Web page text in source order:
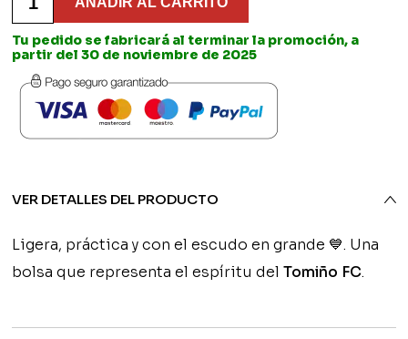
Escudo
Personalizada
-
Tomiño
FC
cantidad
Tu pedido se fabricará al terminar la promoción, a
partir del 30 de noviembre de 2025
VER DETALLES DEL PRODUCTO
Ligera, práctica y con el escudo en grande 💙. Una
bolsa que representa el espíritu delTomiño FC.